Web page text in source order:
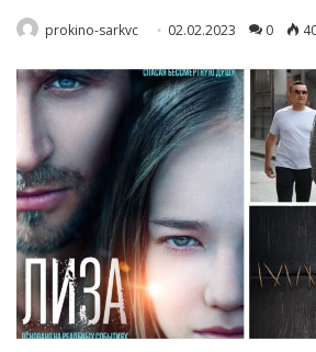
prokino-sarkvc 02.02.2023 0